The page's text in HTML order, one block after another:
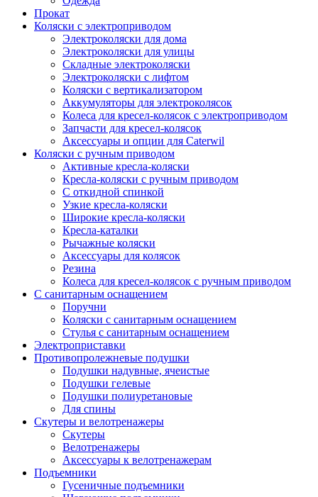
Прокат
Коляски с электроприводом
Электроколяски для дома
Электроколяски для улицы
Складные электроколяски
Электроколяски с лифтом
Коляски с вертикализатором
Аккумуляторы для электроколясок
Колеса для кресел-колясок с электроприводом
Запчасти для кресел-колясок
Аксессуары и опции для Caterwil
Коляски с ручным приводом
Активные кресла-коляски
Кресла-коляски с ручным приводом
С откидной спинкой
Узкие кресла-коляски
Широкие кресла-коляски
Кресла-каталки
Рычажные коляски
Аксессуары для колясок
Резина
Колеса для кресел-колясок с ручным приводом
С санитарным оснащением
Поручни
Коляски с санитарным оснащением
Стулья с санитарным оснащением
Электроприставки
Противопролежневые подушки
Подушки надувные, ячеистые
Подушки гелевые
Подушки полиуретановые
Для спины
Скутеры и велотренажеры
Скутеры
Велотренажеры
Аксессуары к велотренажерам
Подъемники
Гусеничные подъемники